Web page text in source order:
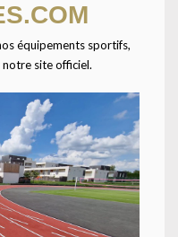
équipements sportifs,
site officiel.
matériel sportif